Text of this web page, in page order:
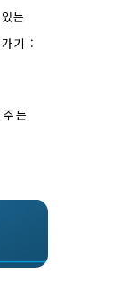
는
기 :
는